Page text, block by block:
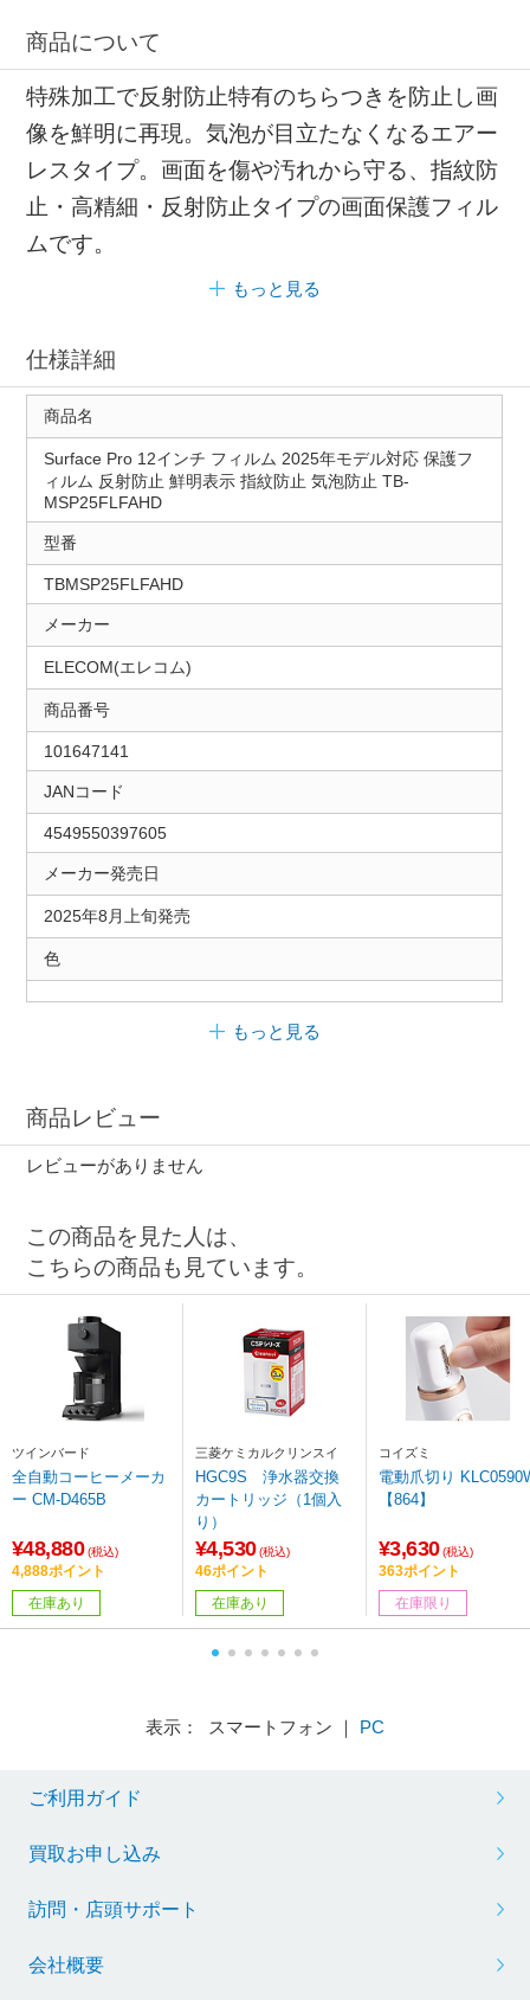
商品について
特殊加工で反射防止特有のちらつきを防止し画
像を鮮明に再現。気泡が目立たなくなるエアー
レスタイプ。画面を傷や汚れから守る、指紋防
止・高精細・反射防止タイプの画面保護フィル
ムです。
もっと見る
仕様詳細
商品名
Surface Pro 12インチ フィルム 2025年モデル対応 保護フ
ィルム 反射防止 鮮明表示 指紋防止 気泡防止 TB-
MSP25FLFAHD
型番
TBMSP25FLFAHD
メーカー
ELECOM(エレコム)
商品番号
101647141
JANコード
4549550397605
メーカー発売日
2025年8月上旬発売
色
もっと見る
商品レビュー
レビューがありません
この商品を見た人は、
こちらの商品も見ています。
ツインバード
全自動コーヒーメーカ
ー CM-D465B
¥48,880 (税込)
4,888ポイント
在庫あり
三菱ケミカルクリンスイ
HGC9S 浄水器交換
カートリッジ（1個入
り）
¥4,530 (税込)
46ポイント
在庫あり
コイズミ
電動爪切り
【864】
¥3,630 (税込)
363ポイント
在庫限り
表示： スマートフォン ｜ PC
ご利用ガイド
買取お申し込み
訪問・店頭サポート
会社概要